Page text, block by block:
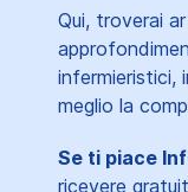
Qui, troverai
infermieristici,
meglio la
Se ti piace
ricevere